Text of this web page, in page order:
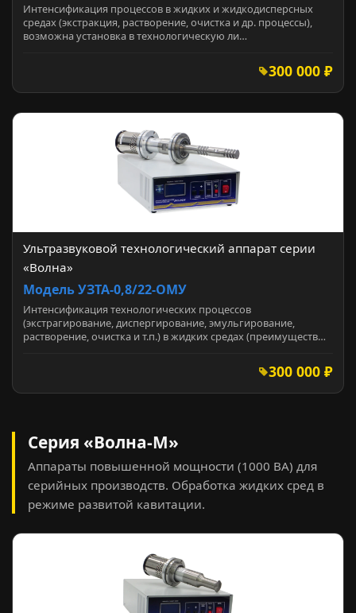
Интенсификация процессов в жидких и жидкодисперсных
средах (экстракция, растворение, очистка и др. процессы),
возможна установка в технологическую ли…
300 000 ₽
Ультразвуковой технологический аппарат серии
«Волна»
Модель УЗТА-0,8/22-ОМУ
Интенсификация технологических процессов
(экстрагирование, диспергирование, эмульгирование,
растворение, очистка и т.п.) в жидких средах (преимуществ…
300 000 ₽
Серия «Волна-М»
Аппараты повышенной мощности (1000 ВА) для
серийных производств. Обработка жидких сред в
режиме развитой кавитации.